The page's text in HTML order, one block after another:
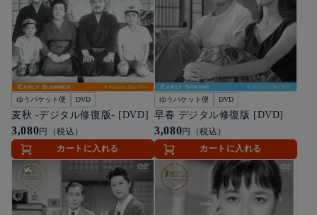
ゆうパケット便 DVD
麦秋 -デジタル修復版- [DVD]
3,080円（税込）
カートに入れる
ゆうパケット便 DVD
早春 デジタル修復版 [DVD]
3,080円（税込）
カートに入れる